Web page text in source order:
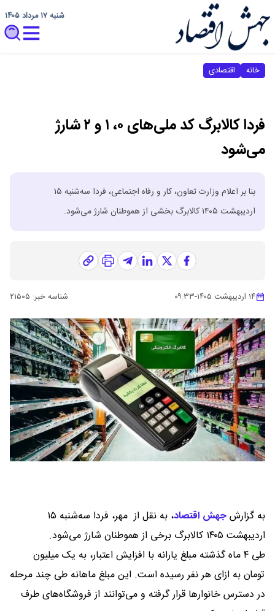
شنبه ۱۷ مرداد ۱۴۰۵
خانه اقتصادی
فردا کالابرگ کد ملی‌های ۰، ۱ و ۲ شارژ
می‌شود
بنا بر اعلام وزارت تعاون، کار و رفاه اجتماعی، فردا سه‌شنبه ۱۵
اردیبهشت ۱۴۰۵ کالابرگ بخشی از هموطنان شارژ می‌شود.
۱۴ اردیبهشت ۱۴۰۵ -۰۹:۳۳ شناسه خبر: ۲۱۵۰۵
به گزارشجهش اقتصاد،
به نقل از مهر، فردا سه‌شنبه ۱۵
اردیبهشت ۱۴۰۵ کالابرگ برخی از هموطنان شارژ می‌شود.
طی ۴ ماه گذشته مبلغ یارانه با افزایش اعتبار، به یک میلیون
تومان به ازای هر نفر رسیده است. این مبلغ ماهانه طی چند مرحله
در دسترس خانوارها قرار گرفته و می‌توانند از فروشگاه‌های طرف